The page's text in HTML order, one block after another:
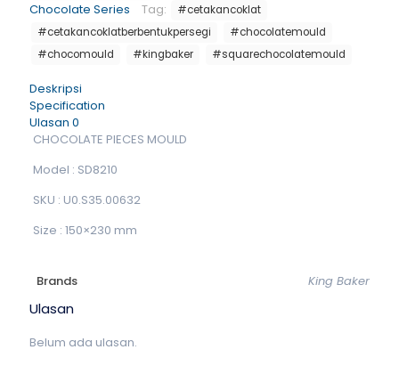
Chocolate Series
Tag:
#cetakancoklat
#cetakancoklatberbentukpersegi
#chocolatemould
#chocomould
#kingbaker #squarechocolatemould
Deskripsi
Specification
Ulasan 0
CHOCOLATE PIECES MOULD
Model : SD8210
SKU : U0.S35.00632
Size : 150×230 mm
Brands King Baker
Ulasan
Belum ada ulasan.